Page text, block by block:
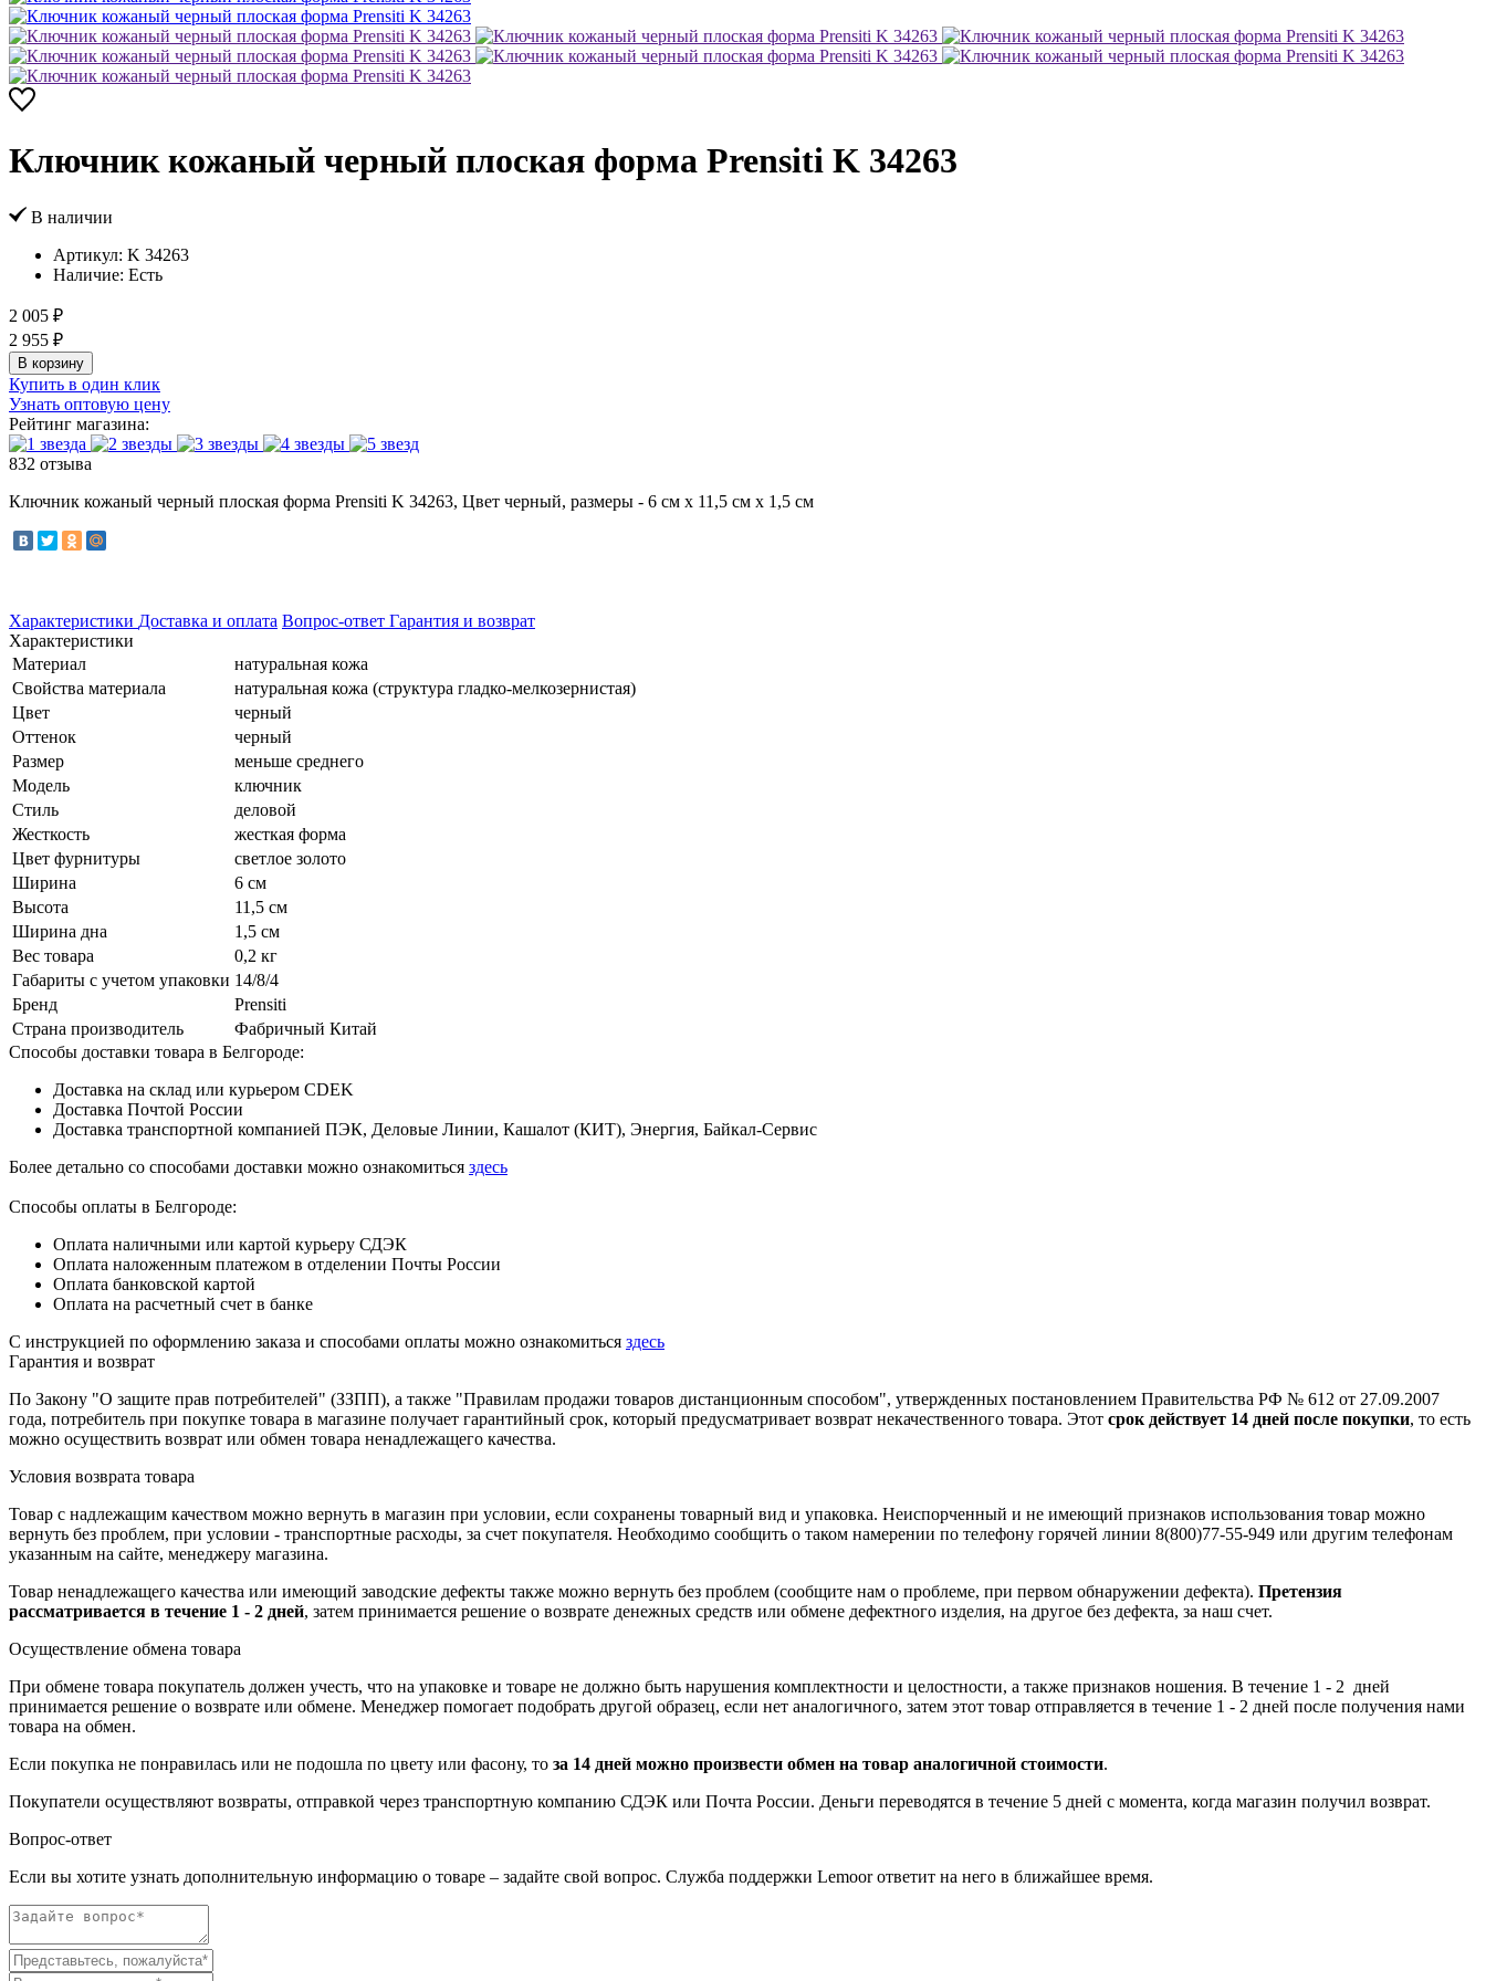
Ключник кожаный черный плоская форма Prensiti K 34263
В наличии
Артикул: K 34263
Наличие: Есть
2 005 ₽
2 955 ₽
В корзину
Купить в один клик
Узнать оптовую цену
Рейтинг магазина:
832 отзыва
Ключник кожаный черный плоская форма Prensiti K 34263, Цвет черный, размеры - 6 см x 11,5 см x 1,5 см
Характеристики Доставка и оплата Вопрос-ответ Гарантия и возврат
Характеристики
Материал
натуральная кожа
Свойства материала
натуральная кожа (структура гладко-мелкозернистая)
Цвет
черный
Оттенок
черный
Размер
меньше среднего
Модель
ключник
Стиль
деловой
Жесткость
жесткая форма
Цвет фурнитуры
светлое золото
Ширина
6 см
Высота
11,5 см
Ширина дна
1,5 см
Вес товара
0,2 кг
Габариты с учетом упаковки 14/8/4
Бренд
Prensiti
Страна производитель
Фабричный Китай
Способы доставки товара в Белгороде:
Доставка на склад или курьером CDEK
Доставка Почтой России
Доставка транспортной компанией ПЭК, Деловые Линии, Кашалот (КИТ), Энергия, Байкал-Сервис
Более детально со способами доставки можно ознакомиться здесь
Способы оплаты в Белгороде:
Оплата наличными или картой курьеру СДЭК
Оплата наложенным платежом в отделении Почты России
Оплата банковской картой
Оплата на расчетный счет в банке
С инструкцией по оформлению заказа и способами оплаты можно ознакомиться здесь
Гарантия и возврат
По Закону "О защите прав потребителей" (ЗЗПП), а также "Правилам продажи товаров дистанционным способом", утвержденных постановлением Правительства РФ № 612 от 27.09.2007
года, потребитель при покупке товара в магазине получает гарантийный срок, который предусматривает возврат некачественного товара. Этот срок действует 14 дней после покупки, то есть
можно осуществить возврат или обмен товара ненадлежащего качества.
Условия возврата товара
Товар с надлежащим качеством можно вернуть в магазин при условии, если сохранены товарный вид и упаковка. Неиспорченный и не имеющий признаков использования товар можно
вернуть без проблем, при условии - транспортные расходы, за счет покупателя. Необходимо сообщить о таком намерении по телефону горячей линии 8(800)77-55-949 или другим телефонам
указанным на сайте, менеджеру магазина.
Товар ненадлежащего качества или имеющий заводские дефекты также можно вернуть без проблем (сообщите нам о проблеме, при первом обнаружении дефекта). Претензия
рассматривается в течение 1 - 2 дней, затем принимается решение о возврате денежных средств или обмене дефектного изделия, на другое без дефекта, за наш счет.
Осуществление обмена товара
При обмене товара покупатель должен учесть, что на упаковке и товаре не должно быть нарушения комплектности и целостности, а также признаков ношения. В течение 1 - 2 дней
принимается решение о возврате или обмене. Менеджер помогает подобрать другой образец, если нет аналогичного, затем этот товар отправляется в течение 1 - 2 дней после получения нами
товара на обмен.
Если покупка не понравилась или не подошла по цвету или фасону, то за 14 дней можно произвести обмен на товар аналогичной стоимости.
Покупатели осуществляют возвраты, отправкой через транспортную компанию СДЭК или Почта России. Деньги переводятся в течение 5 дней с момента, когда магазин получил возврат.
Вопрос-ответ
Если вы хотите узнать дополнительную информацию о товаре – задайте свой вопрос. Служба поддержки Lemoor ответит на него в ближайшее время.